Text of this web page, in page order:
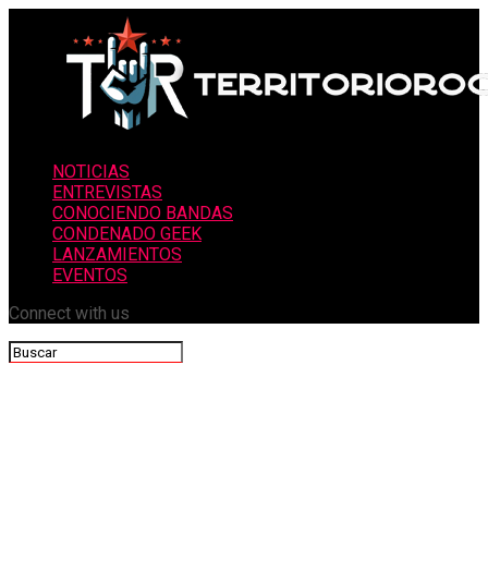
NOTICIAS
ENTREVISTAS
CONOCIENDO BANDAS
CONDENADO GEEK
LANZAMIENTOS
EVENTOS
Connect with us